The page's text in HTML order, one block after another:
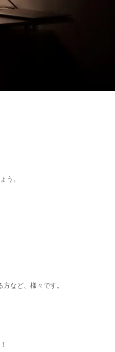
う。
など、様々です。